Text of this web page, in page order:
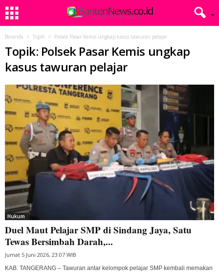
Beranda Topik Polsek Pasar Kemis ungkap kasus tawuran pelajar
Topik: Polsek Pasar Kemis ungkap
kasus tawuran pelajar
Hukum
Duel Maut Pelajar SMP di Sindang Jaya, Satu
Tewas Bersimbah Darah,...
Jumat 5 Juni 2026, 23:07 WIB
KAB. TANGERANG – Tawuran antar kelompok pelajar SMP kembali memakan